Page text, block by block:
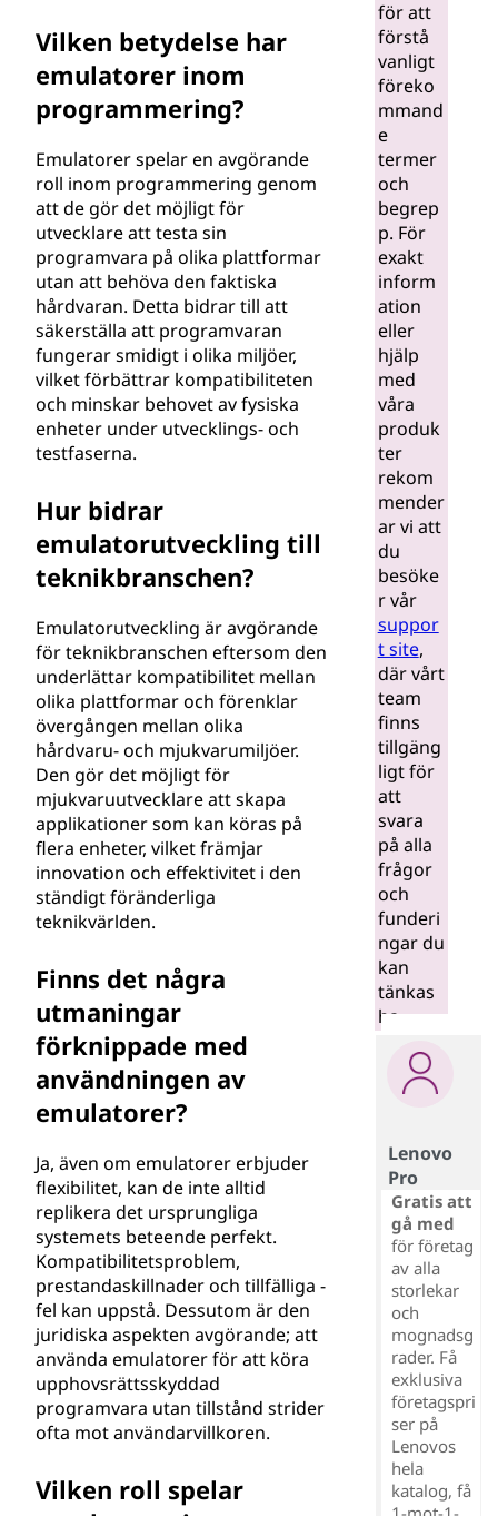
Vilken betydelse har
emulatorer inom
programmering?
Emulatorer spelar en avgörande
roll inom programmering genom
att de gör det möjligt för
utvecklare att testa sin
programvara på olika plattformar
utan att behöva den faktiska
hårdvaran. Detta bidrar till att
säkerställa att programvaran
fungerar smidigt i olika miljöer,
vilket förbättrar kompatibiliteten
och minskar behovet av fysiska
enheter under utvecklings- och
testfaserna.
Hur bidrar
emulatorutveckling till
teknikbranschen?
Emulatorutveckling är avgörande
för teknikbranschen eftersom den
underlättar kompatibilitet mellan
olika plattformar och förenklar
övergången mellan olika
hårdvaru- och mjukvarumiljöer.
Den gör det möjligt för
mjukvaruutvecklare att skapa
applikationer som kan köras på
flera enheter, vilket främjar
innovation och effektivitet i den
ständigt föränderliga
teknikvärlden.
Finns det några
utmaningar
förknippade med
användningen av
emulatorer?
Ja, även om emulatorer erbjuder
flexibilitet, kan de inte alltid
replikera det ursprungliga
systemets beteende perfekt.
Kompatibilitetsproblem,
prestandaskillnader och tillfälliga -
fel kan uppstå. Dessutom är den
juridiska aspekten avgörande; att
använda emulatorer för att köra
upphovsrättsskyddad
programvara utan tillstånd strider
ofta mot användarvillkoren.
Vilken roll spelar
för att
förstå
vanligt
föreko
mmand
e
termer
och
begrep
p. För
exakt
inform
ation
eller
hjälp
med
våra
produk
ter
rekom
mender
ar vi att
du
besöke
r vår
suppor
t site,
där vårt
team
finns
tillgäng
ligt för
att
svara
på alla
frågor
och
funderi
ngar du
kan
tänkas
ha.
Lenovo
Pro
Gratis att
gå med
för företag
av alla
storlekar
och
mognadsg
rader. Få
exklusiva
företagspri
ser på
Lenovos
hela
katalog, få